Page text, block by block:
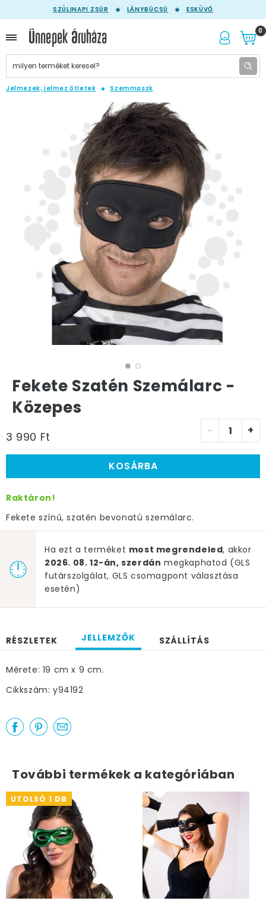
SZÜLINAPI ZSÚR LÁNYBÚCSÚ ESKÜVŐ
0
Jelmezek, jelmez ötletek Szemmaszk
Fekete Szatén Szemálarc -
Közepes
3 990 Ft - +
KOSÁRBA
Raktáron!
Fekete színű, szatén bevonatú szemálarc.
Ha ezt a terméket most megrendeled, akkor
2026. 08. 12-án, szerdán megkaphatod (GLS
futárszolgálat, GLS csomagpont választása
esetén)
RÉSZLETEK JELLEMZŐK SZÁLLÍTÁS
Mérete: 19 cm x 9 cm.
Cikkszám: y94192
További termékek a kategóriában
UTOLSÓ 1 DB